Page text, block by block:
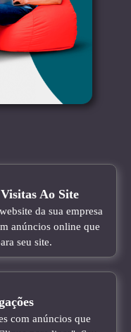
Ao Site
da sua empresa
anúncios online que
seu site.
com anúncios que